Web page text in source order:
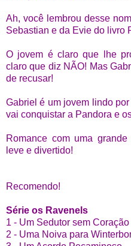
Ah, você lembrou desse
Sebastian e da Evie do livro
O jovem é claro que lhe
claro que diz NÃO! Mas
de recusar!
Gabriel é um jovem lindo
vai conquistar a Pandora e
Romance com uma
leve e divertido!
Recomendo!
Série os Ravenels
1 - Um Sedutor sem Coração
2 - Uma Noiva para